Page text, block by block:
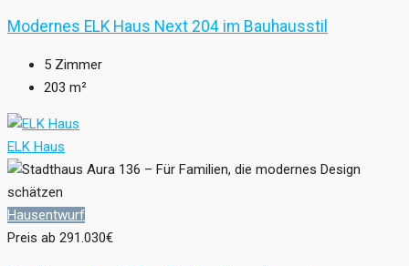
Modernes ELK Haus Next 204 im Bauhausstil
5 Zimmer
203 m²
ELK Haus
Hausentwurf
Preis ab 291.030€